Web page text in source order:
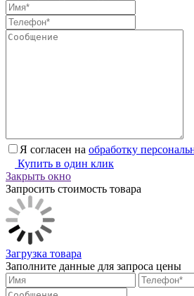
Я согласен на обработку
Купить в один клик
Закрыть окно
Запросить стоимость товара
Загрузка товара
Заполните данные для запроса цены